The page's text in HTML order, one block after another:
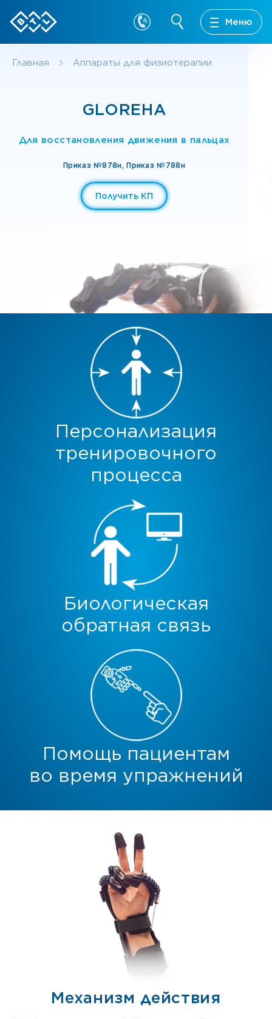
Меню
Главная Аппараты для физиотерапии
GLOREHA
Для восстановления движения в пальцах
Приказ №878н, Приказ №788н
Получить КП
Персонализация
тренировочного
процесса
Биологическая
обратная связь
Помощь пациентам
во время упражнений
Механизм действия